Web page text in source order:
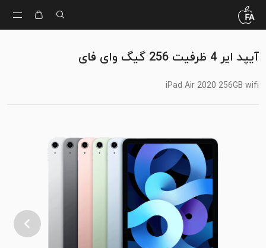
آیپد ایر 4 ظرفیت 256 گیگ وای فای
iPad Air 2020 256GB wifi